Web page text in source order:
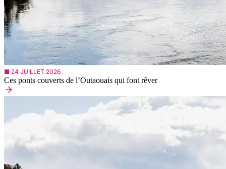
■ 24 JUILLET 2026
Ces ponts couverts de l’Outaouais qui font rêver